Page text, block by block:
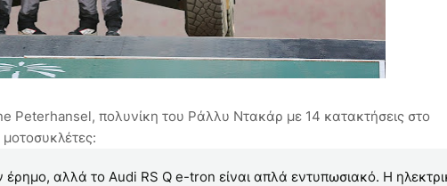
Peterhansel, πολυνίκη του Ράλλυ Ντακάρ με 14 κατακτήσεις στο
αλλά το Audi RS Q e-tron είναι απλά εντυπωσιακό. Η